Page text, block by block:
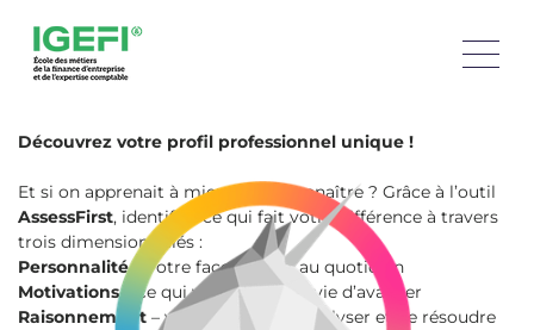
Découvrez AssessFirst avec l'IFAG
Découvrez votre profil professionnel unique !
Et si on apprenait à mieux vous connaître ? Grâce à l’outil
AssessFirst, identifiez ce qui fait votre différence à travers
trois dimensions clés :
Personnalité– votre façon d’agir au quotidien
Motivations– ce qui vous donne envie d’avancer
Raisonnement – votre manière d’analyser et de résoudre